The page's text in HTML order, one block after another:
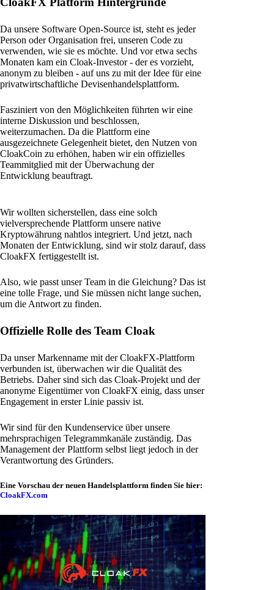
Da unsere Software Open-Source ist, steht es jeder
Person oder Organisation frei, unseren Code zu
verwenden, wie sie es möchte. Und vor etwa sechs
Monaten kam ein Cloak-Investor - der es vorzieht,
anonym zu bleiben - auf uns zu mit der Idee für eine
privatwirtschaftliche Devisenhandelsplattform.
Fasziniert von den Möglichkeiten führten wir eine
interne Diskussion und beschlossen,
weiterzumachen. Da die Plattform eine
ausgezeichnete Gelegenheit bietet, den Nutzen von
CloakCoin zu erhöhen, haben wir ein offizielles
Teammitglied mit der Überwachung der
Entwicklung beauftragt.
Wir wollten sicherstellen, dass eine solch
vielversprechende Plattform unsere native
Kryptowährung nahtlos integriert. Und jetzt, nach
Monaten der Entwicklung, sind wir stolz darauf, dass
CloakFX fertiggestellt ist.
Also, wie passt unser Team in die Gleichung? Das ist
eine tolle Frage, und Sie müssen nicht lange suchen,
um die Antwort zu finden.
Offizielle Rolle des Team Cloak
Da unser Markenname mit der CloakFX-Plattform
verbunden ist, überwachen wir die Qualität des
Betriebs. Daher sind sich das Cloak-Projekt und der
anonyme Eigentümer von CloakFX einig, dass unser
Engagement in erster Linie passiv ist.
Wir sind für den Kundenservice über unsere
mehrsprachigen Telegrammkanäle zuständig. Das
Management der Plattform selbst liegt jedoch in der
Verantwortung des Gründers.
Eine Vorschau der neuen Handelsplattform finden Sie hier:
CloakFX.com